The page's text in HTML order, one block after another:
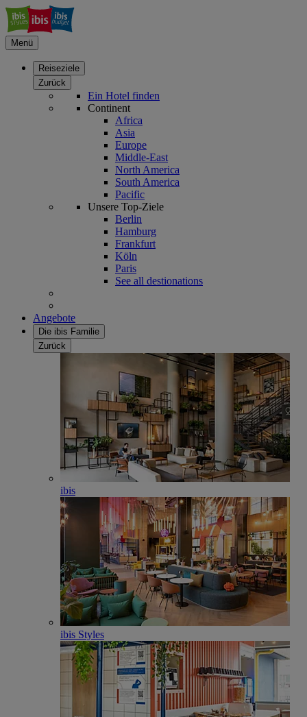
Menü
Reiseziele
Zurück
Ein Hotel finden
Continent
Africa
Asia
Europe
Middle-East
North America
South America
Pacific
Unsere Top-Ziele
Berlin
Hamburg
Frankfurt
Köln
Paris
See all destionations
Angebote
Die ibis Familie
Zurück
ibis
ibis Styles